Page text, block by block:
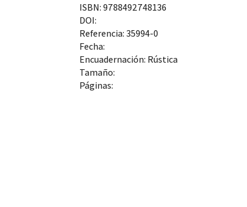
ISBN: 9788492748136
DOI:
Referencia: 35994-0
Fecha:
Encuadernación: Rústica
Tamaño:
Páginas: